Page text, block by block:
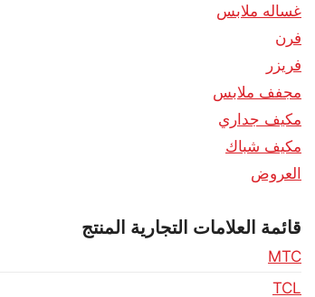
غساله ملابس
فرن
فريزر
مجفف ملابس
مكيف جداري
مكيف شباك
العروض
قائمة العلامات التجارية المنتج
MTC
TCL